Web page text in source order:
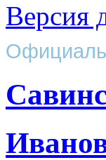
Версия